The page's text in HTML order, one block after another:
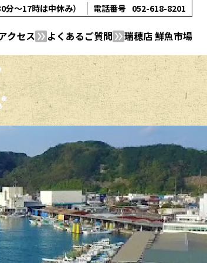
～17時は中休み） 電話番号 052-618-8201
クセス よくあるご質問 瑞穂店 鮮魚市場